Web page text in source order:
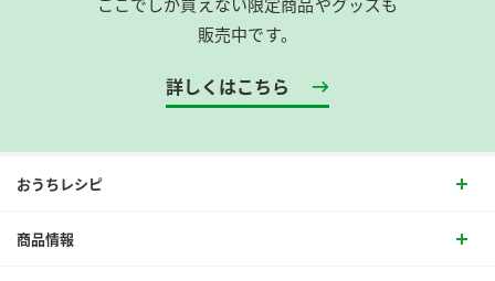
販売中です。
詳しくはこちら
おうちレシピ
商品情報